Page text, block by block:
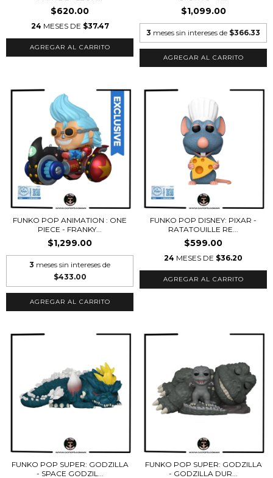
$620.00
24 MESES DE $37.47
$1,099.00
3 meses sin intereses de $366.33
FUNKO POP ANIMATION : ONE
PIECE - FRANKY...
$1,299.00
3 meses sin intereses de
$433.00
FUNKO POP DISNEY: PIXAR -
RATATOUILLE RE...
$599.00
24 MESES DE $36.20
FUNKO POP SUPER: GODZILLA
- SPACE GODZIL...
FUNKO POP SUPER: GODZILLA
- GODZILLA DUR...